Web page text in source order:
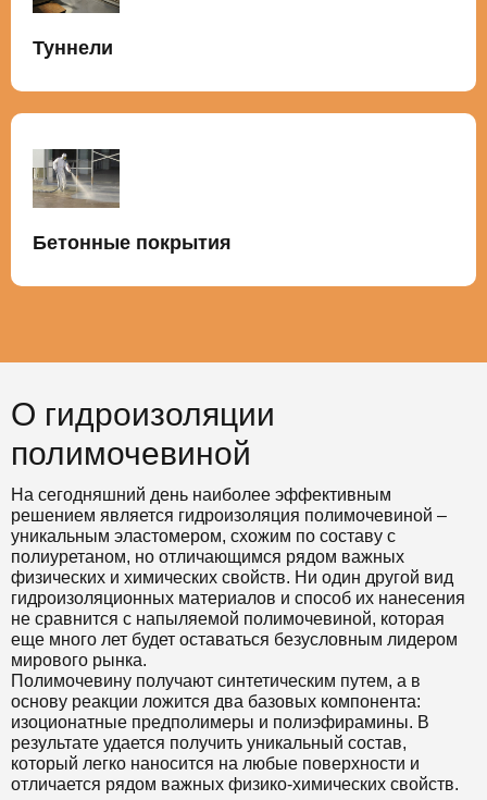
Туннели
Бетонные покрытия
О гидроизоляции
полимочевиной
На сегодняшний день наиболее эффективным
решением является гидроизоляция полимочевиной –
уникальным эластомером, схожим по составу с
полиуретаном, но отличающимся рядом важных
физических и химических свойств. Ни один другой вид
гидроизоляционных материалов и способ их нанесения
не сравнится с напыляемой полимочевиной, которая
еще много лет будет оставаться безусловным лидером
мирового рынка.
Полимочевину получают синтетическим путем, а в
основу реакции ложится два базовых компонента:
изоционатные предполимеры и полиэфирамины. В
результате удается получить уникальный состав,
который легко наносится на любые поверхности и
отличается рядом важных физико-химических свойств.